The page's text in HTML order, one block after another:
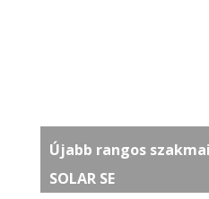
Újabb rangos
SOLAR SE